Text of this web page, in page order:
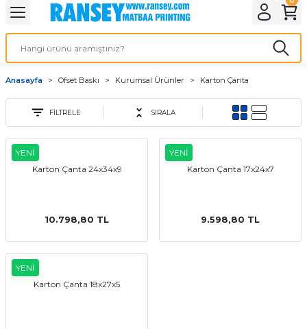
Geri Dön
Geri Dön
Geri Dön
Geri Dön
Ürünleri
Geri Dön
Geri Dön
Geri Dön
Anasayfa Ofset Baskı Kurumsal Ürünler Karton Çanta
FİLTRELE SIRALA
YENİ
Karton Çanta 24x34x9
10.798,80 TL
YENİ
Karton Çanta 17x24x7
9.598,80 TL
YENİ
Karton Çanta 18x27x5